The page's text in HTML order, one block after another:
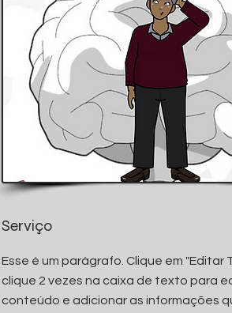
Serviço
Esse é um parágrafo. Clique em "Editar
clique 2 vezes na caixa de texto para
conteúdo e adicionar as informações